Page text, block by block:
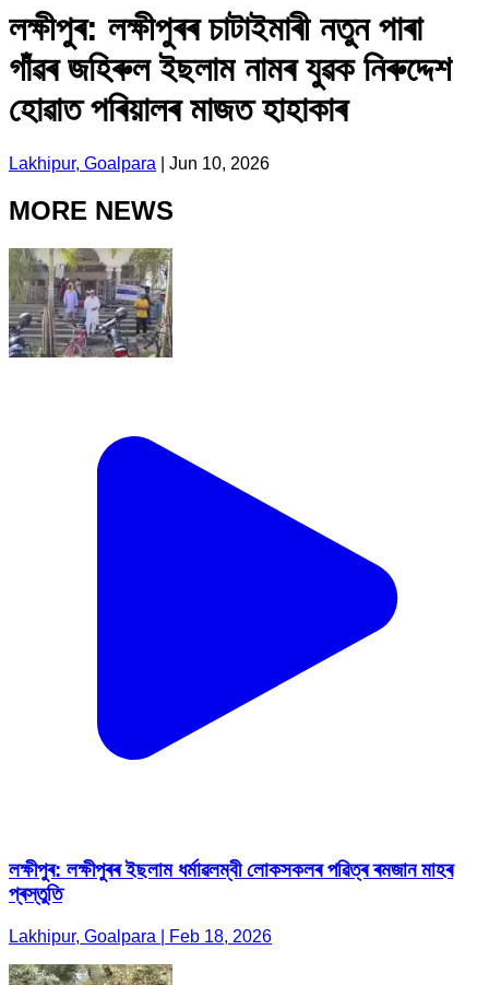
লক্ষীপুৰ: লক্ষীপুৰৰ চাটাইমাৰী নতুন পাৰা
গাঁৱৰ জহিৰুল ইছলাম নামৰ যুৱক নিৰুদ্দেশ
হোৱাত পৰিয়ালৰ মাজত হাহাকাৰ
Lakhipur, Goalpara Jun 10, 2026
MORE NEWS
লক্ষীপুৰ: লক্ষীপুৰৰ ইছলাম ধৰ্মাৱলম্বী লোকসকলৰ পৱিত্ৰ ৰমজান মাহৰ
প্ৰস্তুতি
Lakhipur, Goalpara | Feb 18, 2026